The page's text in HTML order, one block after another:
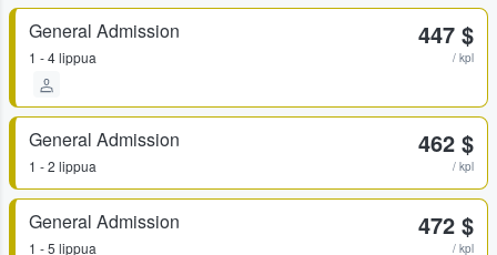
General Admission
1 - 4 lippua
447 $
/ kpl
General Admission
1 - 2 lippua
462 $
/ kpl
General Admission
1 - 5 lippua
472 $
/ kpl